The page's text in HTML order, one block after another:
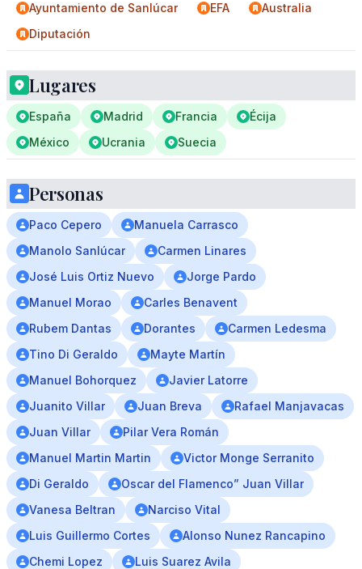
Ayuntamiento de Sanlúcar
EFA
Australia
Diputación
Lugares
España Madrid Francia
Écija
México
Ucrania Suecia
Personas
Paco Cepero
Manuela Carrasco
Manolo Sanlúcar
Carmen Linares
José Luis Ortiz Nuevo
Jorge Pardo
Manuel Morao
Carles Benavent
Rubem Dantas
Dorantes
Carmen Ledesma
Tino Di Geraldo
Mayte Martín
Manuel Bohorquez
Javier Latorre
Juanito Villar
Juan Breva
Rafael Manjavacas
Juan Villar
Pilar Vera Román
Manuel Martin Martin
Victor Monge Serranito
Di Geraldo
Oscar del Flamenco” Juan Villar
Vanesa Beltran
Narciso Vital
Luis Guillermo Cortes
Alonso Nunez Rancapino
Chemi Lopez
Luis Suarez Avila